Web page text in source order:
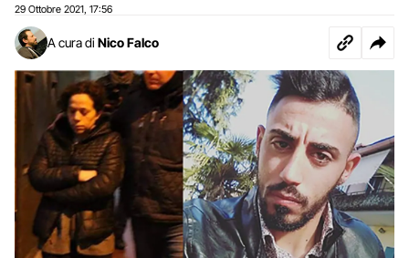
29 Ottobre 2021 17:56
A cura di Nico Falco